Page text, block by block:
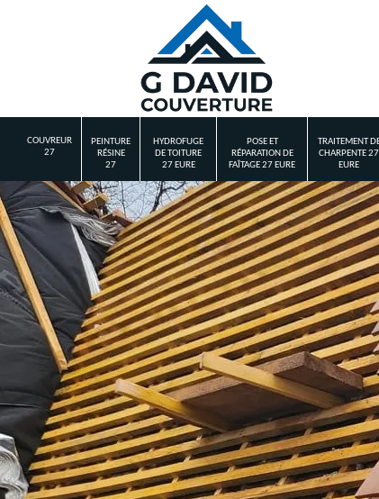
COUVREUR
27
PEINTURE
RÉSINE
27
HYDROFUGE
DE TOITURE
27 EURE
POSE ET
RÉPARATION DE
FAÎTAGE 27 EURE
TRAITEMENT
CHARPENTE 27
EURE